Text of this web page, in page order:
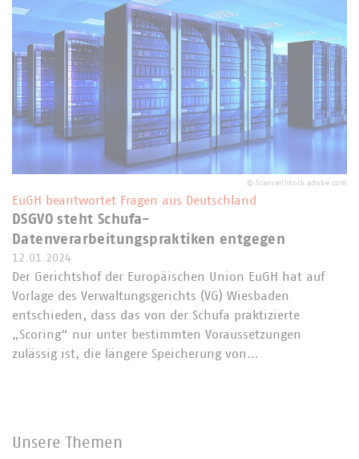
© Scanrail/stock.adobe.com
EuGH beantwortet Fragen aus Deutschland
DSGVO steht Schufa-
Datenverarbeitungspraktiken entgegen
12.01.2024
Der Gerichtshof der Europäischen Union EuGH hat auf
Vorlage des Verwaltungsgerichts (VG) Wiesbaden
entschieden, dass das von der Schufa praktizierte
„Scoring“ nur unter bestimmten Voraussetzungen
zulässig ist, die längere Speicherung von…
Unsere Themen